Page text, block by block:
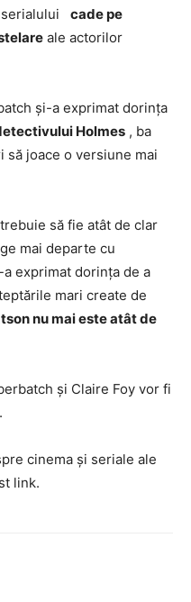
cade pe
ale actorilor
și-a exprimat dorința
Holmes , ba
joace o versiune mai
să fie atât de clar
mai departe cu
exprimat dorința de a
mari create de
nu mai este atât de
și Claire Foy vor fi
cinema și seriale ale
link.